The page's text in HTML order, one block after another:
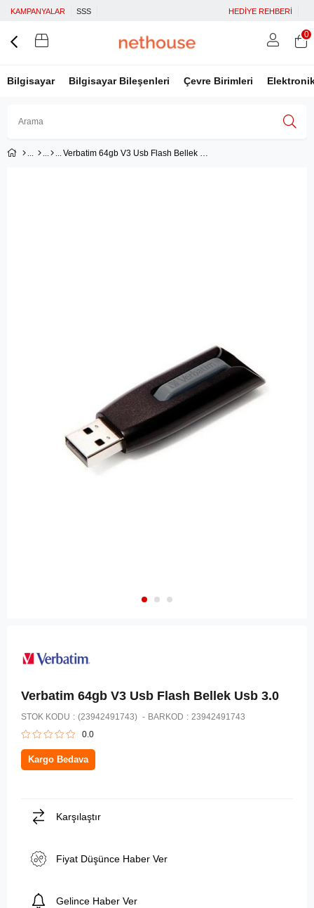
KAMPANYALAR SSS HEDİYE REHBERİ
Bilgisayar Bilgisayar Bileşenleri Çevre Birimleri
0
Verbatim 64gb V3 Usb Flash Bellek Usb 3.0
Verbatim 64gb V3 Usb Flash Bellek Usb 3.0
STOK KODU (23942491743) BARKOD : 23942491743
0.0
Kargo Bedava
Karşılaştır
Fiyat Düşünce Haber Ver
Gelince Haber Ver